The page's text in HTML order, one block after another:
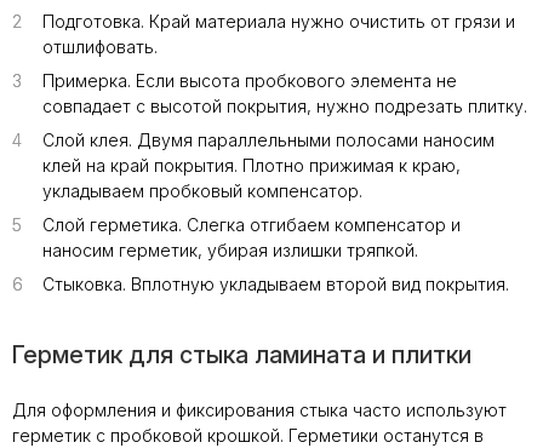
Подготовка. Край материала нужно очистить от грязи и
отшлифовать.
2
2
Примерка. Если высота пробкового элемента не
совпадает с высотой покрытия, нужно подрезать плитку.
3
3
Слой клея. Двумя параллельными полосами наносим
клей на край покрытия. Плотно прижимая к краю,
укладываем пробковый компенсатор.
4
4
Слой герметика. Слегка отгибаем компенсатор и
наносим герметик, убирая излишки тряпкой.
5
5
Стыковка. Вплотную укладываем второй вид покрытия.
6
6
Герметик для стыка ламината и плитки
Для оформления и фиксирования стыка часто используют
герметик с пробковой крошкой. Герметики останутся в